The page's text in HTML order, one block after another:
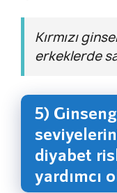
Kırmızı
erkeklerde
5)
diyabet
yardımcı